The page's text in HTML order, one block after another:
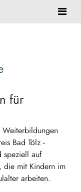
für
Weiterbildungen
Bad Tölz -
speziell auf
die mit Kindern im
arbeiten.